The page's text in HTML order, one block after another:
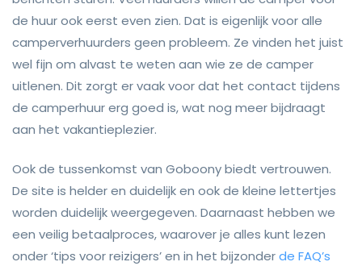
de huur ook eerst even zien. Dat is eigenlijk voor alle
camperverhuurders geen probleem. Ze vinden het juist
wel fijn om alvast te weten aan wie ze de camper
uitlenen. Dit zorgt er vaak voor dat het contact tijdens
de camperhuur erg goed is, wat nog meer bijdraagt
aan het vakantieplezier.
Ook de tussenkomst van Goboony biedt vertrouwen.
De site is helder en duidelijk en ook de kleine lettertjes
worden duidelijk weergegeven. Daarnaast hebben we
een veilig betaalproces, waarover je alles kunt lezen
onder ‘tips voor reizigers’ en in het bijzonderde FAQ’s